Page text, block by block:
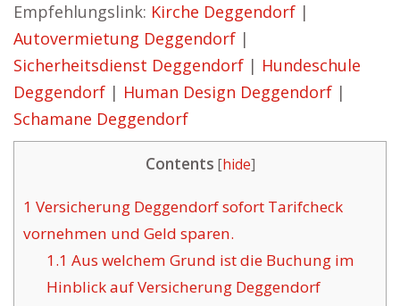
Empfehlungslink: Kirche Deggendorf |
Autovermietung Deggendorf |
Sicherheitsdienst Deggendorf | Hundeschule
Deggendorf | Human Design Deggendorf |
Schamane Deggendorf
Contents [hide]
1 Versicherung Deggendorf sofort Tarifcheck
vornehmen und Geld sparen.
1.1 Aus welchem Grund ist die Buchung im
Hinblick auf Versicherung Deggendorf